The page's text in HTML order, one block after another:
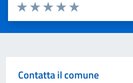
Valuta 5 stelle su 5
Valuta 4 stelle su 5
Valuta 3 stelle su 5
Valuta 2 stelle su 5
Valuta 1 stelle su 5
Contatta il comune